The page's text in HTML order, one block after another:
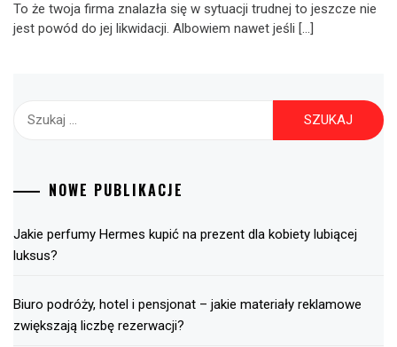
To że twoja firma znalazła się w sytuacji trudnej to jeszcze nie
jest powód do jej likwidacji. Albowiem nawet jeśli […]
Szukaj:
NOWE PUBLIKACJE
Jakie perfumy Hermes kupić na prezent dla kobiety lubiącej
luksus?
Biuro podróży, hotel i pensjonat – jakie materiały reklamowe
zwiększają liczbę rezerwacji?